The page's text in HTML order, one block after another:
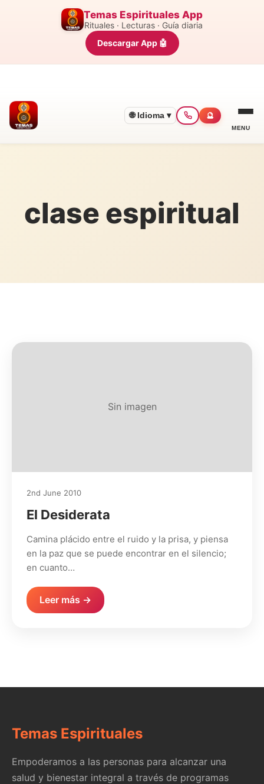
Temas Espirituales App
Rituales · Lecturas · Guía diaria
Descargar App 🤖
🌐 Idioma ▾ 🔮
MENU
clase espiritual
Sin imagen
2nd June 2010
El Desiderata
Camina plácido entre el ruido y la prisa, y piensa
en la paz que se puede encontrar en el silencio;
en cuanto…
Leer más →
Temas Espirituales
Empoderamos a las personas para alcanzar una
salud y bienestar integral a través de programas